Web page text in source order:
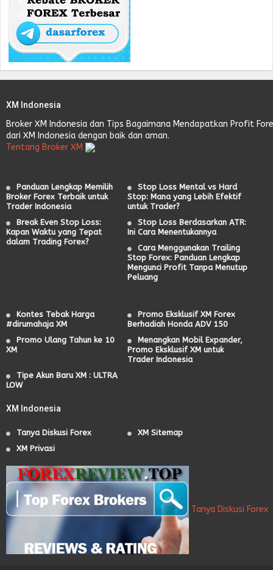
XM Indonesia
Broker XM Indonesia dan Tips Bagaimana Mendapatkan Profit
dari XM Indonesia dengan baik dan aman.
Tentang Broker XM
Panduan Lengkap Memilih
Broker Forex Terbaik untuk
Trader Indonesia
Stop Loss Mental vs Hard
Stop: Mana yang Lebih Efektif
untuk Trader?
Break Even Stop Loss:
Kapan Waktu yang Tepat
dalam Trading Forex?
Stop Loss Berdasarkan ATR:
Ini Cara Menentukannya
Cara Menggunakan Trailing
Stop Forex: Panduan Lengkap
Mengunci Profit Tanpa Menutup
Peluang
Kontes Tebak Harga
#dirumahaja XM
Promo Eksklusif XM Forex
Berhadiah Honda ADV 150
Promo Ulang Tahun ke 10
XM
Menangkan Mobil Expander,
Promo Eksklusif XM untuk
Trader Indonesia
Tipe Akun Baru XM : ULTRA
LOW
XM Indonesia
Tanya Diskusi Forex
XM Sitemap
XM Privasi
Tanya Diskusi Forex